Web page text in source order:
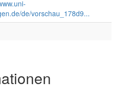
de/vorschau_178d9...